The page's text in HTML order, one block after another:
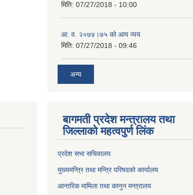
मिति: 07/27/2018 - 10:00
आ‍. व. २०७४।७५ काे आय व्यय
मिति: 07/27/2018 - 09:46
अन्य
बागमती प्रदेश मन्त्रालय तथा
जिल्लाको महत्वपुर्ण लिंक
प्रदेश सभा सचिवालय
मुख्यमन्त्रि तथा मन्त्रि परिषदको कार्यालय
आन्तरिक मामिला तथा कानुन मन्त्रालय